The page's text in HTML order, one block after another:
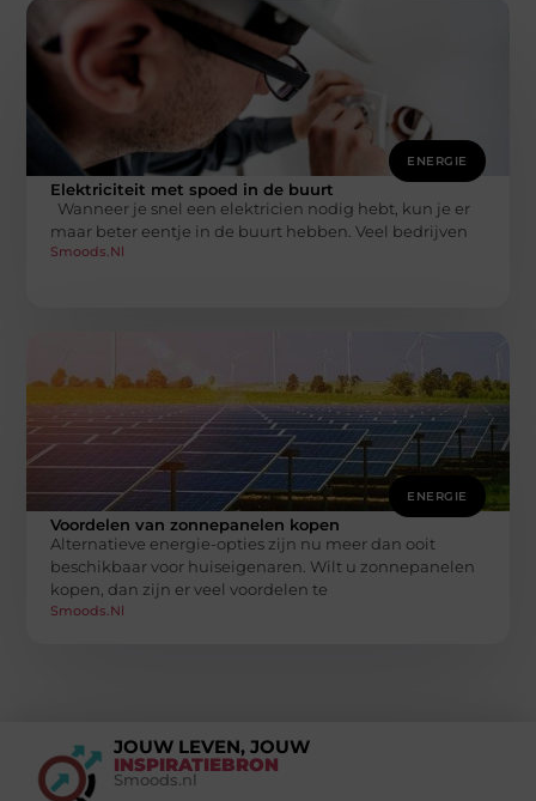
ENERGIE
Elektriciteit met spoed in de buurt
Wanneer je snel een elektricien nodig hebt, kun je er
maar beter eentje in de buurt hebben. Veel bedrijven
Smoods.nl
ENERGIE
Voordelen van zonnepanelen kopen
Alternatieve energie-opties zijn nu meer dan ooit
beschikbaar voor huiseigenaren. Wilt u zonnepanelen
kopen, dan zijn er veel voordelen te
Smoods.nl
JOUW LEVEN, JOUW
INSPIRATIEBRON
Smoods.nl